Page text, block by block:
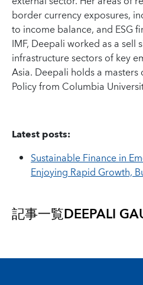
border currency exposures,
to income balance, and ESG
IMF, Deepali worked as a sell
infrastructure sectors of key
Asia. Deepali holds a
Policy from Columbia
Latest posts:
Sustainable Finance in
Enjoying Rapid Growth,
記事一覧DEEPALI